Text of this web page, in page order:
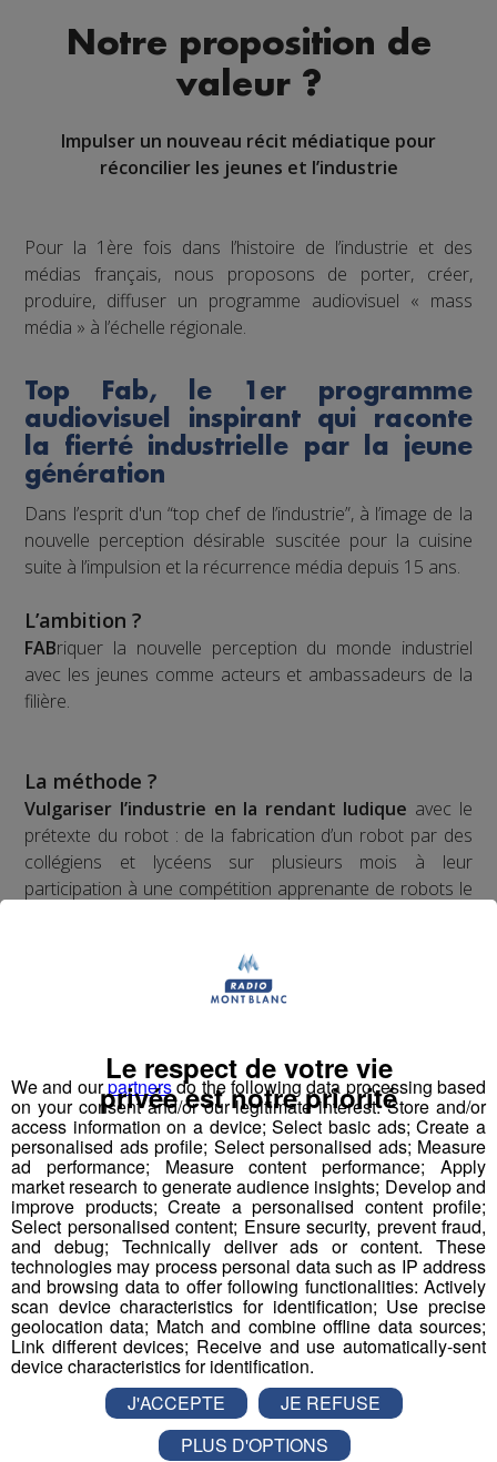
Notre proposition de
valeur ?
Impulser un nouveau récit médiatique pour
réconcilier les jeunes et l’industrie
Pour la 1ère fois dans l’histoire de l’industrie et des
médias français, nous proposons de porter, créer,
produire, diffuser un programme audiovisuel « mass
média » à l’échelle régionale.
Top Fab, le 1er programme
audiovisuel inspirant qui raconte
la fierté industrielle par la jeune
génération
Dans l’esprit d'un “top chef de l’industrie”, à l’image de la
nouvelle perception désirable suscitée pour la cuisine
suite à l’impulsion et la récurrence média depuis 15 ans.
L’ambition ?
FABriquer la nouvelle perception du monde industriel
avec les jeunes comme acteurs et ambassadeurs de la
filière.
La méthode ?
Vulgariser l’industrie en la rendant ludique avec le
prétexte du robot : de la fabrication d’un robot par des
collégiens et lycéens sur plusieurs mois à leur
participation à une compétition apprenante de robots le
Les jeunes des établissements scolaires doivent
"Robotique First France". Dans le cadre de TOP FAB, le
Groupe Mont Blanc Médias fait appel à4
établissements scolaires volontairesparticipant au
challenge en les associant à4 entreprises
industriellesd’envergure sur le territoire pour former
des binômes.
Pour mener à bien leur projet et tenter de
remporter la compétition nationale à Lyon le 22 mars,
ils pourront compter surle coaching de
l’association,et reconnue par la French Fab ; mais
égalementl’accompagnement de leurs entreprises
binômes,présentes en école et en accueillant les
classes pour visites, conseils et fabrication de pièces
nécessaires pour rendre le robot le plus performant
possible en vue de la compétition.
We and ourpartnersdo the following data processing based
on your consent and/or our legitimate interest: Store and/or
access information on a device; Select basic ads; Create a
personalised ads profile; Select personalised ads; Measure
ad performance; Measure content performance; Apply
market research to generate audience insights; Develop and
improve products; Create a personalised content profile;
Select personalised content; Ensure security, prevent fraud,
and debug; Technically deliver ads or content. These
technologies may process personal data such as IP address
and browsing data to offer following functionalities: Actively
scan device characteristics for identification; Use precise
geolocation data; Match and combine offline data sources;
Link different devices; Receive and use automatically-sent
device characteristics for identification.
Le respect de votre vie
privée est notre priorité
J'ACCEPTE
JE REFUSE
PLUS D'OPTIONS